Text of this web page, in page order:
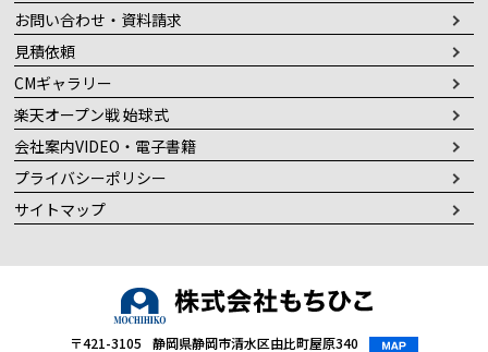
お問い合わせ・資料請求
見積依頼
CMギャラリー
楽天オープン戦 始球式
会社案内VIDEO・電子書籍
プライバシーポリシー
サイトマップ
〒421-3105 静岡県静岡市清水区由比町屋原340